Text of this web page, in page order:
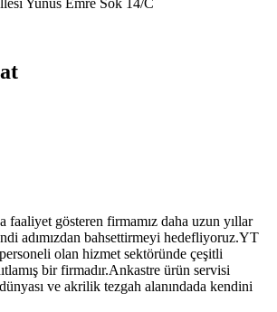
faaliyet gösteren firmamız daha uzun yıllar
adımızdan bahsettirmeyi hedefliyoruz.YT
olan hizmet sektöründe çeşitli
bir firmadır.Ankastre ürün servisi
ve akrilik tezgah alanındada kendini